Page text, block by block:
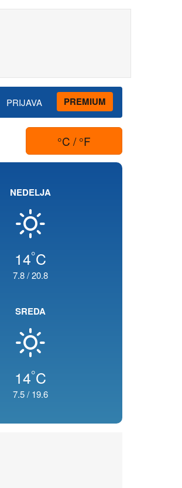
PRIJAVA PREMIUM
°C / °F
NEDELJA
14°C
7.8/20.8
SREDA
14°C
7.5/ 19.6